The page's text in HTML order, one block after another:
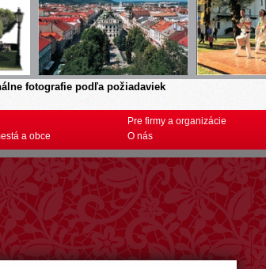
fotografie podľa požiadaviek
a obce
Pre firmy a organizácie
O nás